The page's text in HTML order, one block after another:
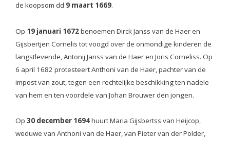
de koopsom dd 9 maart 1669.
Op 19 januari 1672benoemen Dirck Janss van de Haer en
Gijsbertjen Cornelis tot voogd over de onmondige kinderen de
langstlevende, Antonij Janss van de Haer en Joris Corneliss. Op
6 april 1682 protesteert Anthoni van de Haer, pachter van de
impost van zout, tegen een rechtelijke beschikking ten nadele
van hem en ten voordele van Johan Brouwer den jongen.
Op 30 december 1694huurt Maria Gijsbertss van Heijcop,
weduwe van Anthoni van de Haer, van Pieter van der Polder,